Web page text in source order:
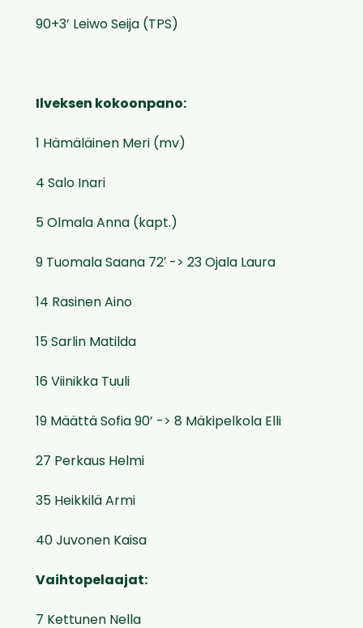
90+3’ Leiwo Seija (TPS)
Ilveksen kokoonpano:
1 Hämäläinen Meri (mv)
4 Salo Inari
5 Olmala Anna (kapt.)
9 Tuomala Saana 72′ -> 23 Ojala Laura
14 Rasinen Aino
15 Sarlin Matilda
16 Viinikka Tuuli
19 Määttä Sofia 90’ -> 8 Mäkipelkola Elli
27 Perkaus Helmi
35 Heikkilä Armi
40 Juvonen Kaisa
Vaihtopelaajat:
7 Kettunen Nella